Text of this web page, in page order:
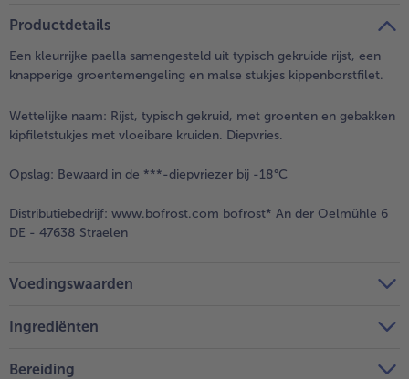
Productdetails
Een kleurrijke paella samengesteld uit typisch gekruide rijst, een
knapperige groentemengeling en malse stukjes kippenborstfilet.
Wettelijke naam: Rijst, typisch gekruid, met groenten en gebakken
kipfiletstukjes met vloeibare kruiden. Diepvries.
Opslag: Bewaard in de ***-diepvriezer bij -18°C
Distributiebedrijf: www.bofrost.com bofrost* An der Oelmühle 6
DE - 47638 Straelen
Voedingswaarden
Ingrediënten
Bereiding